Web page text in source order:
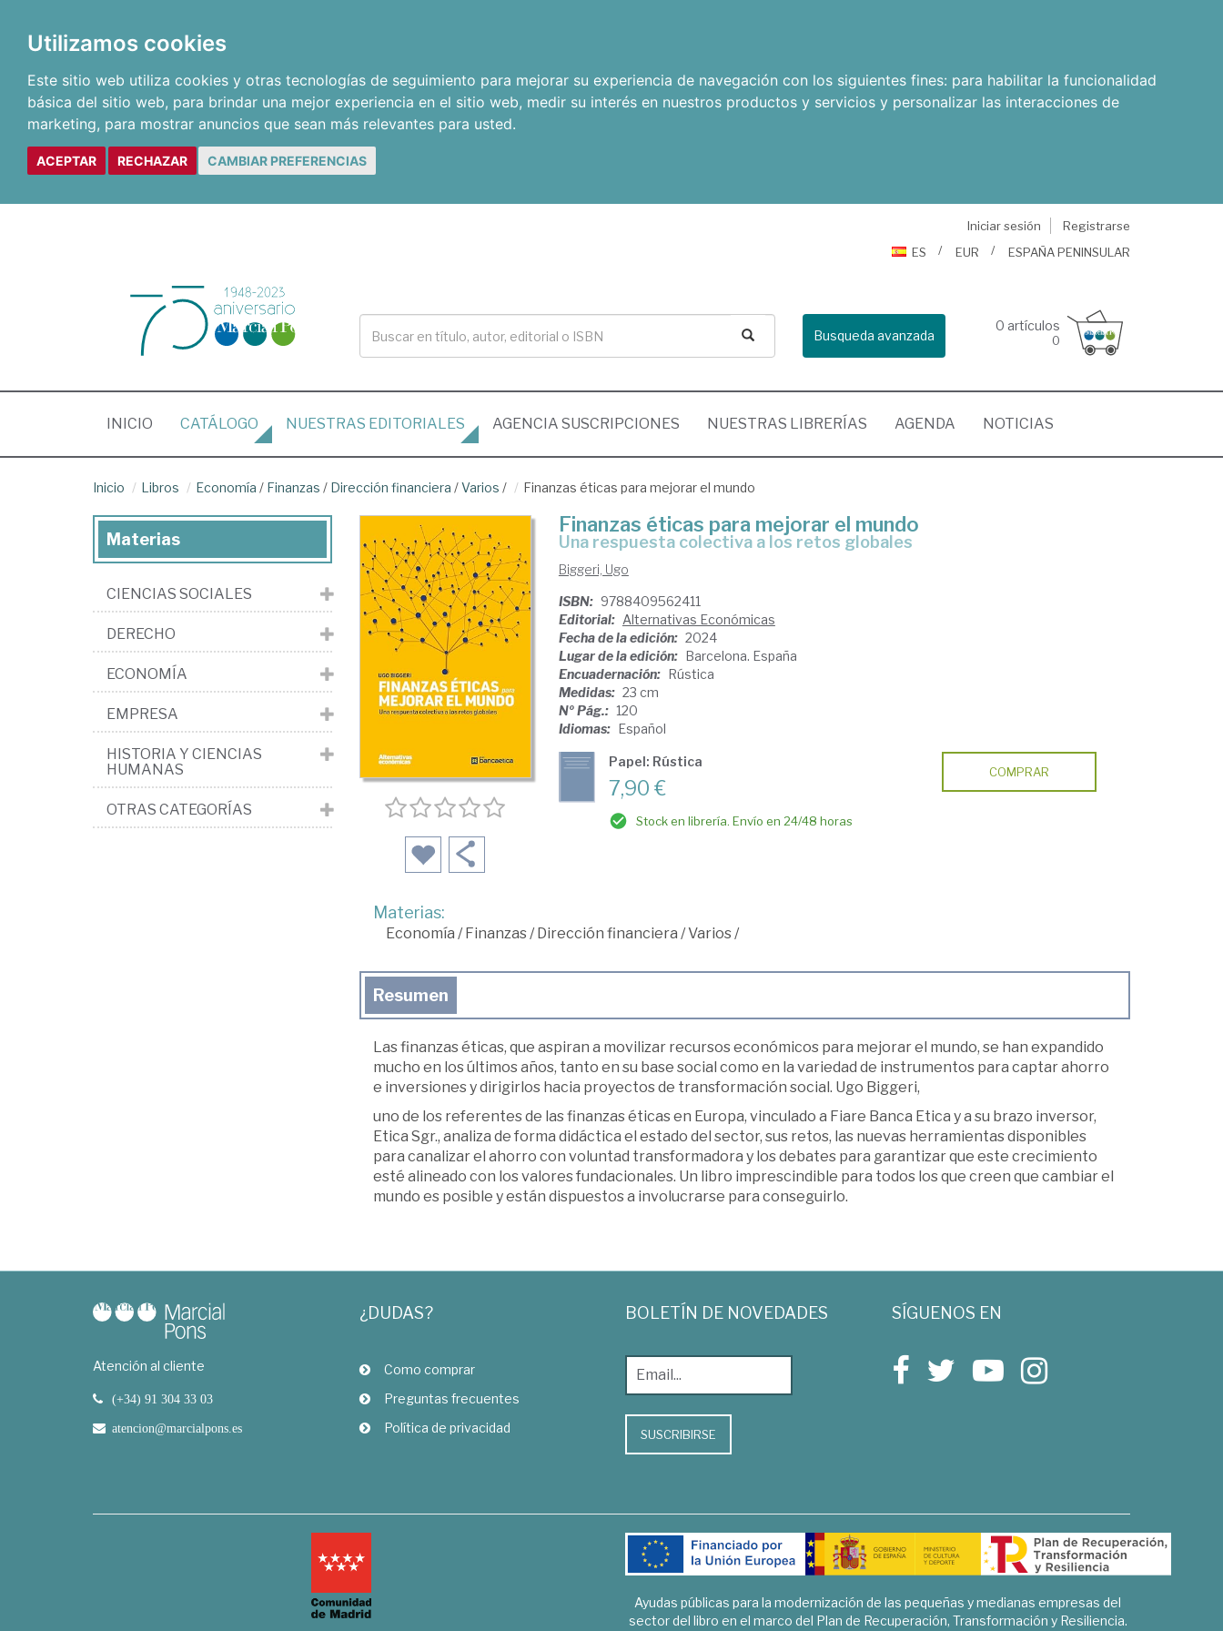
Utilizamos cookies
Este sitio web utiliza cookies y otras tecnologías de seguimiento para mejorar su experiencia de navegación con los siguientes fines: para habilitar la funcionalidad
básica del sitio web, para brindar una mejor experiencia en el sitio web, medir su interés en nuestros productos y servicios y personalizar las interacciones de
marketing, para mostrar anuncios que sean más relevantes para usted.
ACEPTAR RECHAZAR CAMBIAR PREFERENCIAS
Iniciar sesión
Registrarse
ES
EUR ESPAÑA PENINSULAR
Busqueda avanzada
0 artículos
0
INICIO (CURRENT)
CATÁLOGO NUESTRAS EDITORIALES AGENCIA SUSCRIPCIONES NUESTRAS LIBRERÍAS AGENDA NOTICIAS
Inicio Libros Economía / Finanzas / Dirección financiera /Varios / Finanzas éticas para mejorar el mundo
Finanzas éticas para mejorar el mundo
una respuesta colectiva a los retos globales
Biggeri, Ugo
ISBN: 9788409562411
Editorial: Alternativas Económicas
Fecha de la edición: 2024
Lugar de la edición: Barcelona. España
Encuadernación: Rústica
Medidas: 23 cm
Nº Pág.: 120
Idiomas: Español
Papel: Rústica
7,90 €
Stock en librería. Envío en 24/48 horas
COMPRAR
Materias:
Economía / Finanzas/ Dirección financiera /Varios/
Resumen
Las finanzas éticas, que aspiran a movilizar recursos económicos para mejorar el mundo, se han expandido
mucho en los últimos años, tanto en su base social como en la variedad de instrumentos para captar ahorro
e inversiones y dirigirlos hacia proyectos de transformación social. Ugo Biggeri,
uno de los referentes de las finanzas éticas en Europa, vinculado a Fiare Banca Etica y a su brazo inversor,
Etica Sgr., analiza de forma didáctica el estado del sector, sus retos, las nuevas herramientas disponibles
para canalizar el ahorro con voluntad transformadora y los debates para garantizar que este crecimiento
esté alineado con los valores fundacionales. Un libro imprescindible para todos los que creen que cambiar el
mundo es posible y están dispuestos a involucrarse para conseguirlo.
Materias
CIENCIAS SOCIALES
DERECHO
ECONOMÍA
EMPRESA
HISTORIA Y CIENCIAS
HUMANAS
OTRAS CATEGORÍAS
Atención al cliente
(+34) 91 304 33 03
atencion@marcialpons.es
¿DUDAS?
Como comprar
Preguntas frecuentes
Política de privacidad
BOLETÍN DE NOVEDADES
SUSCRIBIRSE
SÍGUENOS EN
Ayudas públicas para la modernización de las pequeñas y medianas empresas del
sector del libro en el marco del Plan de Recuperación, Transformación y Resiliencia.